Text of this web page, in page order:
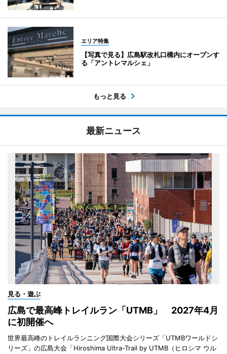
エリア特集
【写真で見る】広島駅改札口構内にオープンす
る「アントレマルシェ」
もっと見る
最新ニュース
見る・遊ぶ
広島で最高峰トレイルラン「UTMB」 2027年4月
に初開催へ
世界最高峰のトレイルランニング国際大会シリーズ「UTMBワールドシ
リーズ」の広島大会「Hiroshima Ultra-Trail by UTMB（ヒロシマ ウル